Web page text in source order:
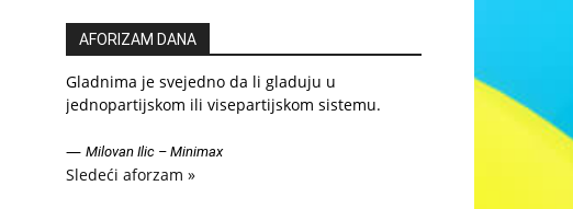
AFORIZAM DANA
Gladnima je svejedno da li gladuju u
jednopartijskom ili visepartijskom sistemu.
— Milovan Ilic – Minimax
Sledeći aforzam »